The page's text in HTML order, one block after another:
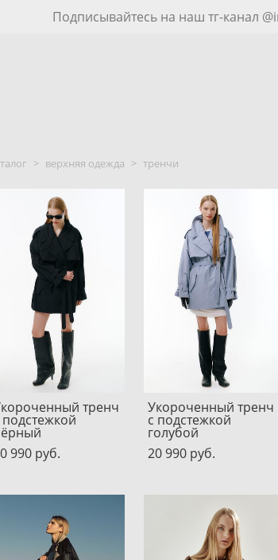
Подписывайтесь на наш тг-канал
> верхняя одежда > тренчи
тренч
подстежкой
990 pуб.
Укороченный тренч
с подстежкой
голубой
20 990 pуб.